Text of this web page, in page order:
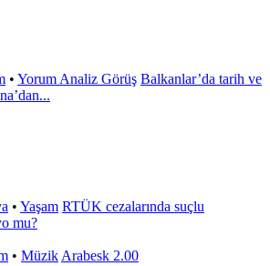
• Yorum Analiz Görüş Balkanlar’da tarih ve
• Yaşam RTÜK cezalarında suçlu
mu?
• Müzik Arabesk 2.00